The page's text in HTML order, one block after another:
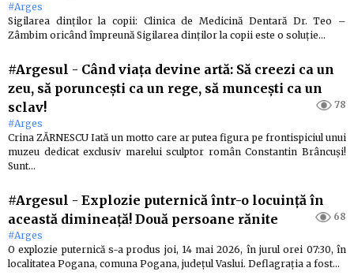
#Arges
Sigilarea dinților la copii: Clinica de Medicină Dentară Dr. Teo –
Zâmbim oricând împreună Sigilarea dinților la copii este o soluție…
#Argesul - Când viața devine artă: Să creezi ca un
zeu, să poruncești ca un rege, să muncești ca un
sclav!
78
#Arges
Crina ZĂRNESCU Iată un motto care ar putea figura pe frontispiciul unui
muzeu dedicat exclusiv marelui sculptor român Constantin Brâncuși!
Sunt…
#Argesul - Explozie puternică într-o locuință în
această dimineață! Două persoane rănite
68
#Arges
O explozie puternică s-a produs joi, 14 mai 2026, în jurul orei 07:30, în
localitatea Pogana, comuna Pogana, județul Vaslui. Deflagrația a fost…